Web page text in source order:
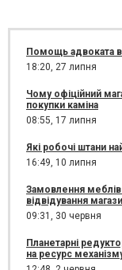
Помощь адвоката
18:20, 27 липня
Чому офіційний
покупки каміна
08:55, 17 липня
Які робочі штани
16:49, 10 липня
Замовлення меблів
відвідування
09:31, 30 червня
Планетарні
на ресурс